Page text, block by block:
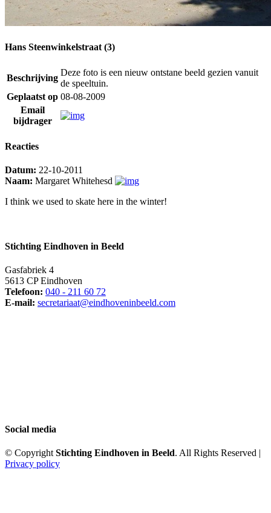
Hans Steenwinkelstraat (3)
Beschrijving
Deze foto is een nieuw ontstane beeld gezien vanuit
de speeltuin.
Geplaatst op 08-08-2009
Email
bijdrager
Reacties
Datum: 22-10-2011
Naam: Margaret Whitehesd
I think we used to skate here in the winter!
Stichting Eindhoven in Beeld
Gasfabriek 4
5613 CP Eindhoven
Telefoon: 040 - 211 60 72
E-mail: secretariaat@eindhoveninbeeld.com
Social media
© CopyrightStichting Eindhoven in Beeld. All Rights Reserved |
Privacy policy